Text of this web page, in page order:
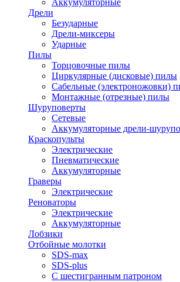
Аккумуляторные
Дрели
Безударные
Дрели-миксеры
Ударные
Пилы
Торцовочные пилы
Циркулярные (дисковые) пилы
Сабельные (электроножовки)
Монтажные (отрезные) пилы
Шуруповерты
Сетевые
Аккумуляторные дрели-
Краскопульты
Электрические
Пневматические
Аккумуляторные
Граверы
Электрические
Реноваторы
Электрические
Аккумуляторные
Лобзики
Отбойные молотки
SDS-max
SDS-plus
С шестигранным патроном